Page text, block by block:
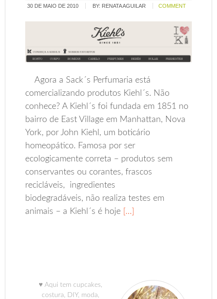
30 DE MAIO DE 2010 BY: RENATA AGUILAR COMMENT
Agora a Sack´s Perfumaria está
comercializando produtos Kiehl´s. Não
conhece? A Kiehl´s foi fundada em 1851 no
bairro de East Village em Manhattan, Nova
York, por John Kiehl, um boticário
homeopático. Famosa por ser
ecologicamente correta – produtos sem
conservantes ou corantes, frascos
recicláveis, ingredientes
biodegradáveis, não realiza testes em
animais – a Kiehl´s é hoje […]
♥ Aqui tem cupcakes,
costura, DIY, moda,